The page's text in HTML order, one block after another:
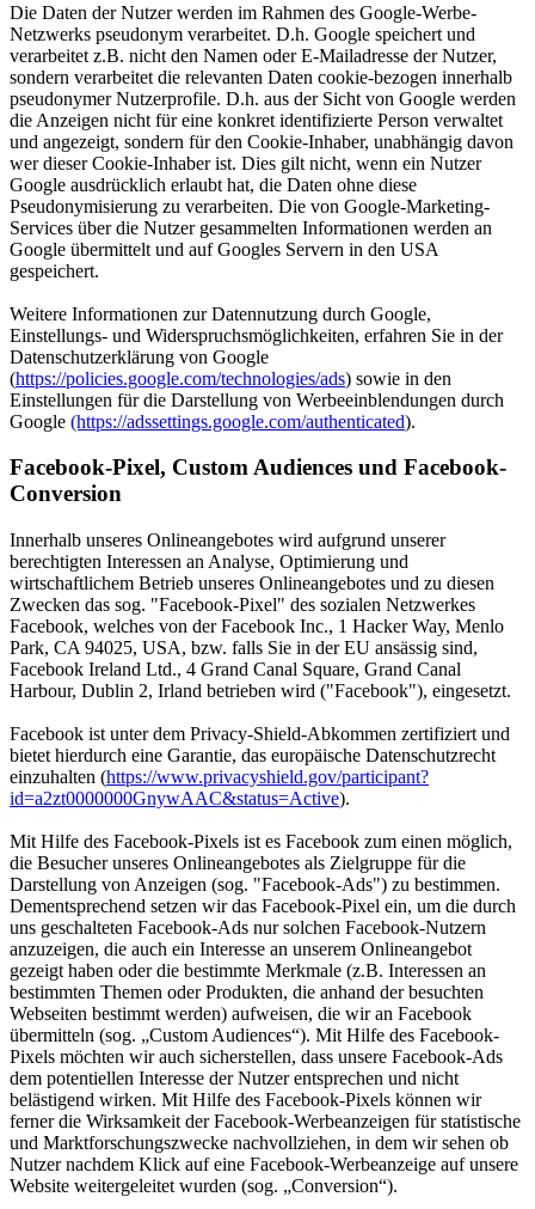
Die Daten der Nutzer werden im Rahmen des Google-Werbe-
Netzwerks pseudonym verarbeitet. D.h. Google speichert und
verarbeitet z.B. nicht den Namen oder E-Mailadresse der Nutzer,
sondern verarbeitet die relevanten Daten cookie-bezogen innerhalb
pseudonymer Nutzerprofile. D.h. aus der Sicht von Google werden
die Anzeigen nicht für eine konkret identifizierte Person verwaltet
und angezeigt, sondern für den Cookie-Inhaber, unabhängig davon
wer dieser Cookie-Inhaber ist. Dies gilt nicht, wenn ein Nutzer
Google ausdrücklich erlaubt hat, die Daten ohne diese
Pseudonymisierung zu verarbeiten. Die von Google-Marketing-
Services über die Nutzer gesammelten Informationen werden an
Google übermittelt und auf Googles Servern in den USA
gespeichert.
Weitere Informationen zur Datennutzung durch Google,
Einstellungs- und Widerspruchsmöglichkeiten, erfahren Sie in der
Datenschutzerklärung von Google
(https://policies.google.com/technologies/ads) sowie in den
Einstellungen für die Darstellung von Werbeeinblendungen durch
Google (https://adssettings.google.com/authenticated).
Facebook-Pixel, Custom Audiences und Facebook-
Conversion
Innerhalb unseres Onlineangebotes wird aufgrund unserer
berechtigten Interessen an Analyse, Optimierung und
wirtschaftlichem Betrieb unseres Onlineangebotes und zu diesen
Zwecken das sog. "Facebook-Pixel" des sozialen Netzwerkes
Facebook, welches von der Facebook Inc., 1 Hacker Way, Menlo
Park, CA 94025, USA, bzw. falls Sie in der EU ansässig sind,
Facebook Ireland Ltd., 4 Grand Canal Square, Grand Canal
Harbour, Dublin 2, Irland betrieben wird ("Facebook"), eingesetzt.
Facebook ist unter dem Privacy-Shield-Abkommen zertifiziert und
bietet hierdurch eine Garantie, das europäische Datenschutzrecht
einzuhalten (https://www.privacyshield.gov/participant?
id=a2zt0000000GnywAAC&status=Active).
Mit Hilfe des Facebook-Pixels ist es Facebook zum einen möglich,
die Besucher unseres Onlineangebotes als Zielgruppe für die
Darstellung von Anzeigen (sog. "Facebook-Ads") zu bestimmen.
Dementsprechend setzen wir das Facebook-Pixel ein, um die durch
uns geschalteten Facebook-Ads nur solchen Facebook-Nutzern
anzuzeigen, die auch ein Interesse an unserem Onlineangebot
gezeigt haben oder die bestimmte Merkmale (z.B. Interessen an
bestimmten Themen oder Produkten, die anhand der besuchten
Webseiten bestimmt werden) aufweisen, die wir an Facebook
übermitteln (sog. „Custom Audiences“). Mit Hilfe des Facebook-
Pixels möchten wir auch sicherstellen, dass unsere Facebook-Ads
dem potentiellen Interesse der Nutzer entsprechen und nicht
belästigend wirken. Mit Hilfe des Facebook-Pixels können wir
ferner die Wirksamkeit der Facebook-Werbeanzeigen für statistische
und Marktforschungszwecke nachvollziehen, in dem wir sehen ob
Nutzer nachdem Klick auf eine Facebook-Werbeanzeige auf unsere
Website weitergeleitet wurden (sog. „Conversion“).